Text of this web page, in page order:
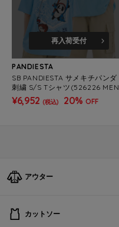
再入荷受付
PANDIESTA
SB PANDIESTA サメキチパンダ
刺繍 S/S Tシャツ(526226 MEN
S/WOMENS）
¥6,952 (税込) 20% OFF
アウター
カットソー